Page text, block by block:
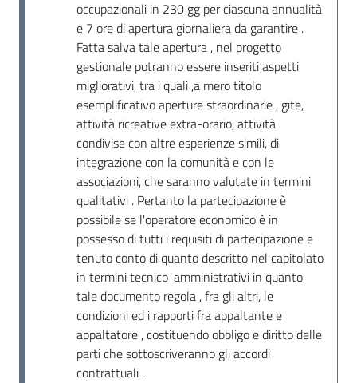
occupazionali in 230 gg per ciascuna annualità
e 7 ore di apertura giornaliera da garantire .
Fatta salva tale apertura , nel progetto
gestionale potranno essere inseriti aspetti
migliorativi, tra i quali ,a mero titolo
esemplificativo aperture straordinarie , gite,
attività ricreative extra-orario, attività
condivise con altre esperienze simili, di
integrazione con la comunità e con le
associazioni, che saranno valutate in termini
qualitativi . Pertanto la partecipazione è
possibile se l'operatore economico è in
possesso di tutti i requisiti di partecipazione e
tenuto conto di quanto descritto nel capitolato
in termini tecnico-amministrativi in quanto
tale documento regola , fra gli altri, le
condizioni ed i rapporti fra appaltante e
appaltatore , costituendo obbligo e diritto delle
parti che sottoscriveranno gli accordi
contrattuali .